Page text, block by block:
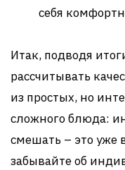
себя
Итак, подводя
рассчитывать
из простых, но
сложного блюда:
смешать – это уже
забывайте об